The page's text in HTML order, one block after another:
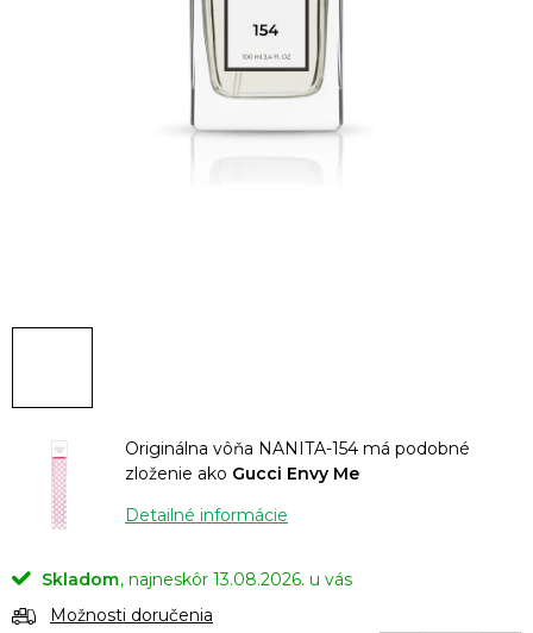
Originálna vôňa NANITA-154 má podobné
zloženie ako Gucci Envy Me
Detailné informácie
Skladom
13.08.2026.
Možnosti doručenia